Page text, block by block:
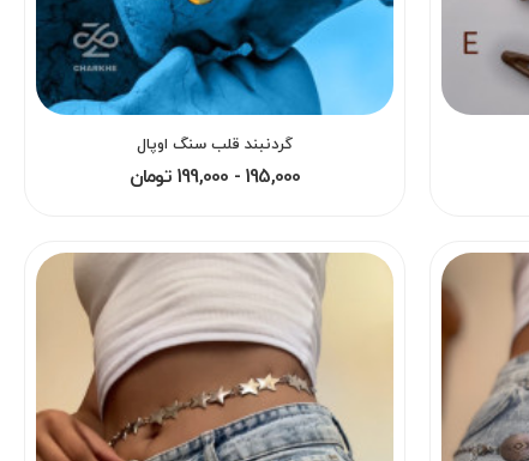
گردنبند قلب سنگ اوپال
195,000 - 199,000 تومان